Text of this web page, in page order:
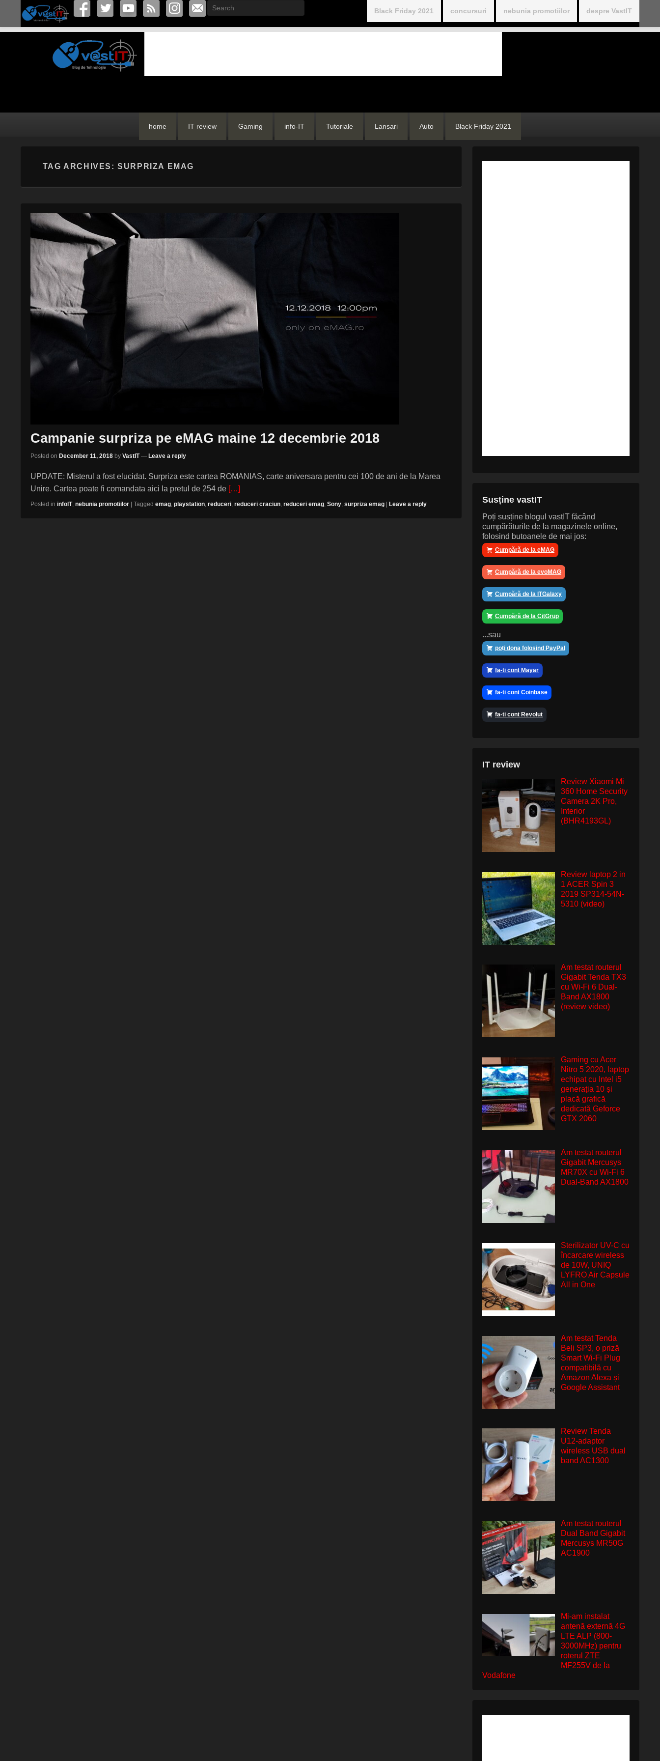
Black Friday 2021 concursuri nebunia promotiilor despre VastIT
Search
vastIT.ro
Blog de Tehnologie
home IT review Gaming info-IT Tutoriale Lansari Auto Black Friday 2021
TAG ARCHIVES:SURPRIZA EMAG
Campanie surpriza pe eMAG maine 12 decembrie 2018
Posted on December 11, 2018 by VastIT — Leave a reply
UPDATE: Misterul a fost elucidat. Surpriza este cartea ROMANIAS, carte aniversara pentru cei 100 de ani de la Marea
Unire. Cartea poate fi comandata aici la pretul de 254 de […]
Posted in infoIT, nebunia promotiilor Tagged emag, playstation, reduceri, reduceri craciun, reduceri emag, Sony, surpriza emag Leave a reply Susține vastIT
Poți susține blogul vastIT făcând
cumpărăturile de la magazinele online,
folosind butoanele de mai jos:
Cumpără de la eMAG
Cumpără de la evoMAG
Cumpără de la ITGalaxy
Cumpără de la CitGrup
...sau
poți dona folosind PayPal
fa-ti cont Mayar
fa-ti cont Coinbase
fa-ti cont Revolut
IT review
Review Xiaomi Mi
360 Home Security
Camera 2K Pro,
Interior
(BHR4193GL)
Review laptop 2 in
1 ACER Spin 3
2019 SP314-54N-
5310 (video)
Am testat routerul
Gigabit Tenda TX3
cu Wi-Fi 6 Dual-
Band AX1800
(review video)
Gaming cu Acer
Nitro 5 2020, laptop
echipat cu Intel i5
generația 10 și
placă grafică
dedicată Geforce
GTX 2060
Am testat routerul
Gigabit Mercusys
MR70X cu Wi-Fi 6
Dual-Band AX1800
Sterilizator UV-C cu
încarcare wireless
de 10W, UNIQ
LYFRO Air Capsule
All in One
Am testat Tenda
Beli SP3, o priză
Smart Wi-Fi Plug
compatibilă cu
Amazon Alexa și
Google Assistant
Review Tenda
U12-adaptor
wireless USB dual
band AC1300
Am testat routerul
Dual Band Gigabit
Mercusys MR50G
AC1900
Mi-am instalat
antenă externă 4G
LTE ALP (800-
3000MHz) pentru
roterul ZTE
MF255V de la
Vodafone